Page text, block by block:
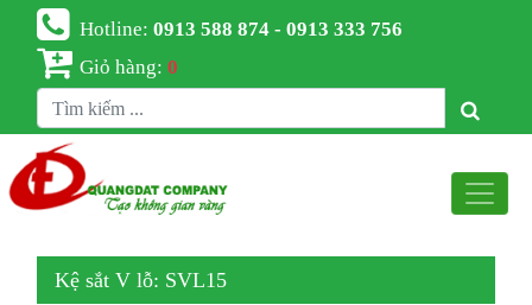
Hotline:0913 588 874 - 0913 333 756
Giỏ hàng:0
Kệ sắt V lỗ: SVL15